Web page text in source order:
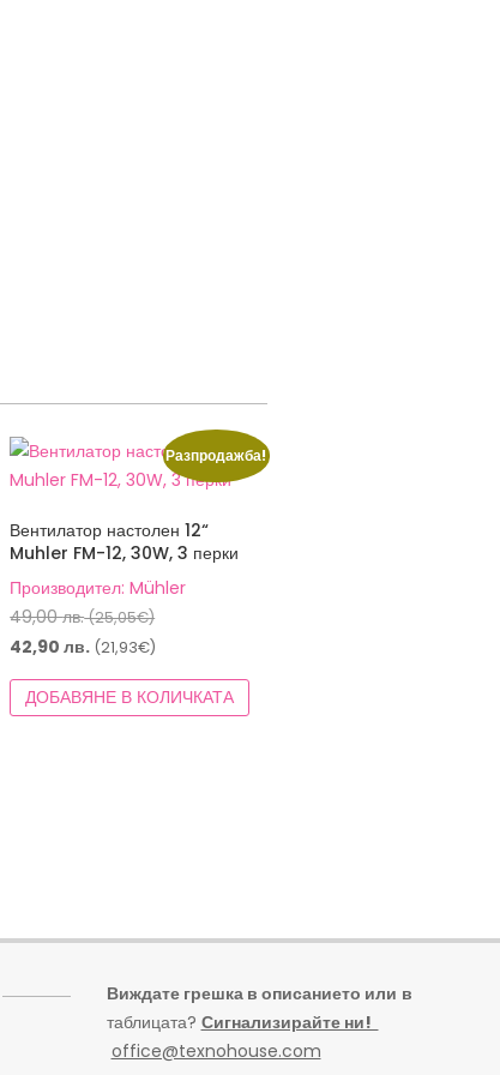
Разпродажба!
Вентилатор настолен 12“
Muhler FM-12, 30W, 3 перки
Производител: Mühler
49,00лв.(25,05€)Original
price
was:
49,00 лв.
42,90лв. (21,93€)
цена
е:
ДОБАВЯНЕ В КОЛИЧКАТА
Виждате грешка в описанието или в
таблицата? Сигнализирайте ни!
office@texnohouse.com